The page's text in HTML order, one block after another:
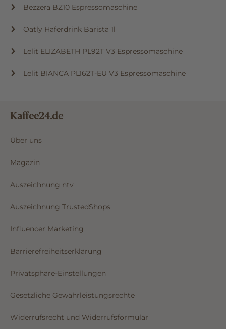
Bezzera BZ10 Espressomaschine
Oatly Haferdrink Barista 1l
Lelit ELIZABETH PL92T V3 Espressomaschine
Lelit BIANCA PL162T-EU V3 Espressomaschine
Kaffee24.de
Über uns
Magazin
Auszeichnung ntv
Auszeichnung TrustedShops
Influencer Marketing
Barrierefreiheitserklärung
Privatsphäre-Einstellungen
Gesetzliche Gewährleistungsrechte
Widerrufsrecht und Widerrufsformular